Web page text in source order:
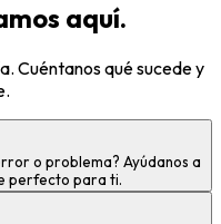
aquí.
Cuéntanos qué sucede y
o problema? Ayúdanos a
perfecto para ti.